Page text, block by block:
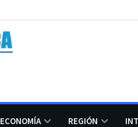
ECONOMÍA REGIÓN